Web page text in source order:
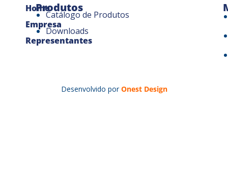
Home
Empresa
Representantes
Produtos
Catálogo de Produtos
Downloads
Desenvolvido por Onest Design